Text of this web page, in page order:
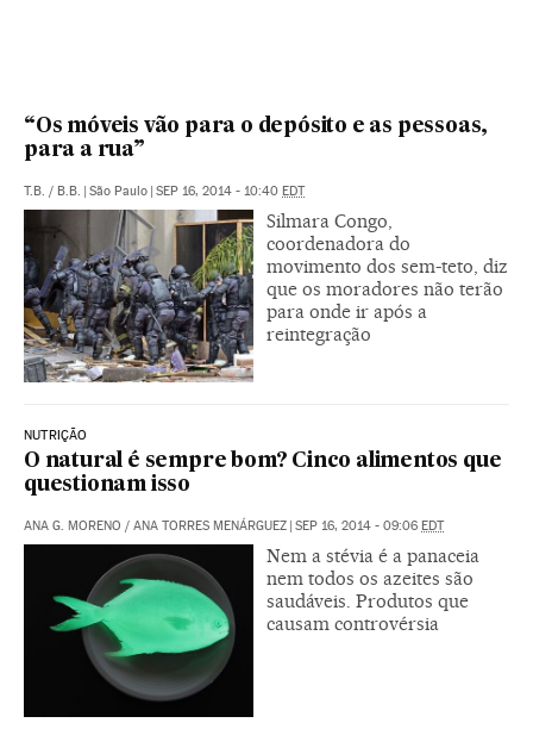
“Os móveis vão para o depósito e as pessoas,
para a rua”
T.B. / B.B. | São Paulo | SEP 16, 2014 - 10:40 EDT
Silmara Congo,
coordenadora do
movimento dos sem-teto, diz
que os moradores não terão
para onde ir após a
reintegração
NUTRIÇÃO
O natural é sempre bom? Cinco alimentos que
questionam isso
ANA G. MORENO / ANA TORRES MENÁRGUEZ | SEP 16, 2014 - 09:06 EDT
Nem a stévia é a panaceia
nem todos os azeites são
saudáveis. Produtos que
causam controvérsia